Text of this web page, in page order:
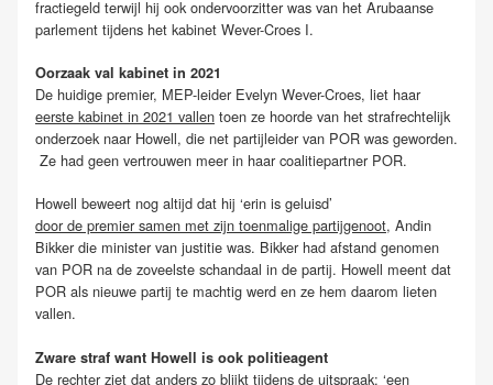
fractiegeld terwijl hij ook ondervoorzitter was van het Arubaanse
parlement tijdens het kabinet Wever-Croes I.
Oorzaak val kabinet in 2021
De huidige premier, MEP-leider Evelyn Wever-Croes, liet haar
eerste kabinet in 2021 vallen toen ze hoorde van het strafrechtelijk
onderzoek naar Howell, die net partijleider van POR was geworden.
Ze had geen vertrouwen meer in haar coalitiepartner POR.
Howell beweert nog altijd dat hij ‘erin is geluisd’
door de premier samen met zijn toenmalige partijgenoot, Andin
Bikker die minister van justitie was. Bikker had afstand genomen
van POR na de zoveelste schandaal in de partij. Howell meent dat
POR als nieuwe partij te machtig werd en ze hem daarom lieten
vallen.
Zware straf want Howell is ook politieagent
De rechter ziet dat anders zo blijkt tijdens de uitspraak: ‘een